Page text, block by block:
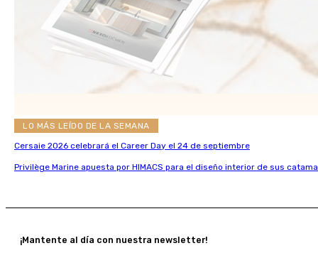
LO MÁS LEÍDO DE LA SEMANA
Cersaie 2026 celebrará el Career Day el 24 de septiembre
Privilège Marine apuesta por HIMACS para el diseño interior de sus
¡Mantente al día con nuestra newsletter!